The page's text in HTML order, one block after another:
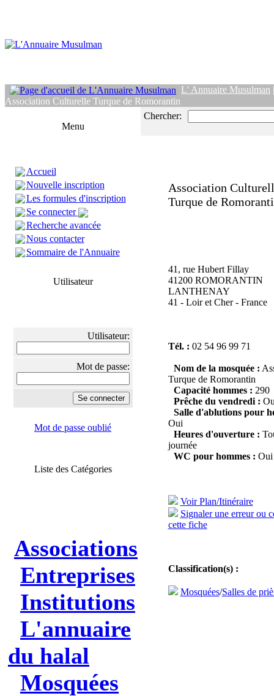
L' Annuaire Musulman
Association Culturelle Turque de Romorantin
Menu
Accueil
Nouvelle inscription
Les formules d'inscription
Se connecter
Recherche avancée
Nous contacter
Sommaire de l'Annuaire
Utilisateur
Utilisateur:
Mot de passe:
Mot de passe oublié
Liste des Catégories
Associations
Entreprises
Institutions
L'annuaire
du halal
Mosquées
Chercher:
Association
Turque de
41, rue Hubert Fillay
41200 ROMORANTIN
LANTHENAY
41 - Loir et Cher - France
Tél. : 02 54 96 99 71
Nom de la mosquée :
Turque de Romorantin
Capacité hommes : 290
Prêche du vendredi :
Salle d'ablutions pour
Oui
Heures d'ouverture :
journée
WC pour hommes : Oui
Voir Plan/Itinéraire
Signaler une erreur ou
cette fiche
Classification(s) :
Mosquées/Salles de